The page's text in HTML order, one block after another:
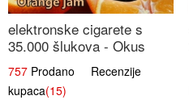
elektronske cigarete s
35.000 šlukova - Okus
Narančinog Džema |
Dugotrajno Iskustvo
757 Prodano Recenzije
kupaca(15)